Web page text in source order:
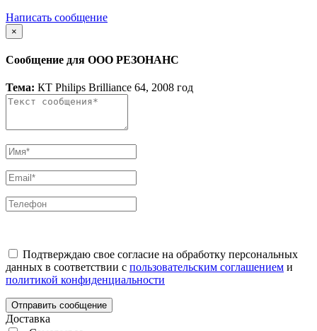
Написать сообщение
×
Сообщение для ООО РЕЗОНАНС
Тема: КТ Philips Brilliance 64, 2008 год
Подтверждаю свое согласие на обработку персональных
данных в соответствии с пользовательским соглашением и
политикой конфиденциальности
Отправить сообщение
Доставка